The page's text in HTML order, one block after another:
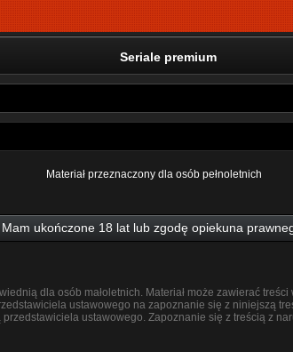
Seriale premium
Materiał przeznaczony dla osób pełnoletnich
Mam ukończone 18 lat lub zgodę opiekuna
dla osób małoletnich. Materiał może zawierać
ustawowego na zapoznanie się z niniejszą
ustawowego. Zapoznanie się z treścią z